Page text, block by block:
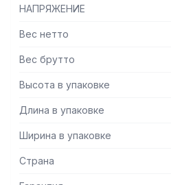
– Универсальная развертка из
– Сито из нержавеющей стали
НАПРЯЖЕНИЕ
Вес нетто
Вес брутто
Высота в упаковке
Длина в упаковке
Ширина в упаковке
Страна